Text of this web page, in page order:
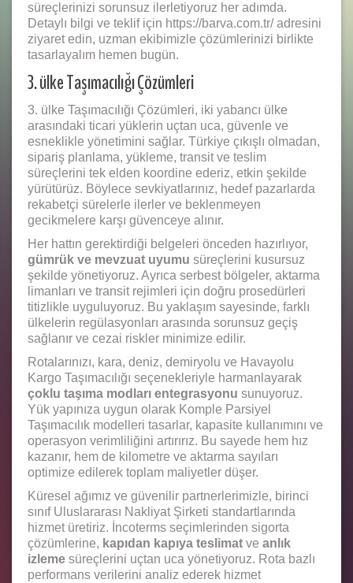
süreçlerinizi sorunsuz ilerletiyoruz her adımda.
Detaylı bilgi ve teklif için https://barva.com.tr/ adresini
ziyaret edin, uzman ekibimizle çözümlerinizi birlikte
tasarlayalım hemen bugün.
3. ülke Taşımacılığı Çözümleri
3. ülke Taşımacılığı Çözümleri, iki yabancı ülke
arasındaki ticari yüklerin uçtan uca, güvenle ve
esneklikle yönetimini sağlar. Türkiye çıkışlı olmadan,
sipariş planlama, yükleme, transit ve teslim
süreçlerini tek elden koordine ederiz, etkin şekilde
yürütürüz. Böylece sevkiyatlarınız, hedef pazarlarda
rekabetçi sürelerle ilerler ve beklenmeyen
gecikmelere karşı güvenceye alınır.
Her hattın gerektirdiği belgeleri önceden hazırlıyor,
gümrük ve mevzuat uyumu süreçlerini kusursuz
şekilde yönetiyoruz. Ayrıca serbest bölgeler, aktarma
limanları ve transit rejimleri için doğru prosedürleri
titizlikle uyguluyoruz. Bu yaklaşım sayesinde, farklı
ülkelerin regülasyonları arasında sorunsuz geçiş
sağlanır ve cezai riskler minimize edilir.
Rotalarınızı, kara, deniz, demiryolu ve Havayolu
Kargo Taşımacılığı seçenekleriyle harmanlayarak
çoklu taşıma modları entegrasyonu sunuyoruz.
Yük yapınıza uygun olarak Komple Parsiyel
Taşımacılık modelleri tasarlar, kapasite kullanımını ve
operasyon verimliliğini artırırız. Bu sayede hem hız
kazanır, hem de kilometre ve aktarma sayıları
optimize edilerek toplam maliyetler düşer.
Küresel ağımız ve güvenilir partnerlerimizle, birinci
sınıf Uluslararası Nakliyat Şirketi standartlarında
hizmet üretiriz. İncoterms seçimlerinden sigorta
çözümlerine, kapıdan kapıya teslimat ve anlık
izleme süreçlerini uçtan uca yönetiyoruz. Rota bazlı
performans verilerini analiz ederek hizmet